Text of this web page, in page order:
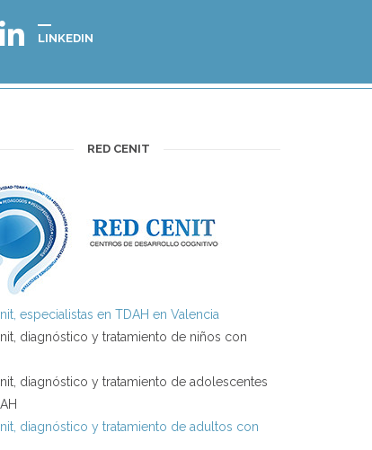
LINKEDIN
RED CENIT
especialistas en TDAH en Valencia
diagnóstico y tratamiento de niños con
diagnóstico y tratamiento de adolescentes
diagnóstico y tratamiento de adultos con